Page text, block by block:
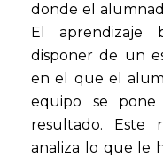
donde el
El aprendizaje
disponer de un
en el que el
equipo se
resultado. Este
analiza lo que le